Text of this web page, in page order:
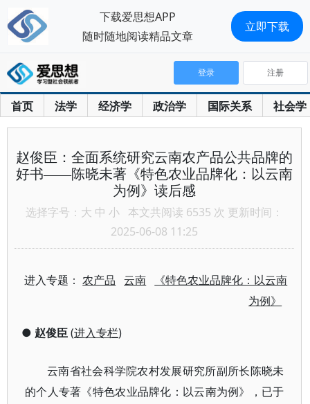
首页 法学 经济学 政治学 国际关系 社会学
登录 注册
赵俊臣：全面系统研究云南农产品公共品牌的
好书——陈晓未著《特色农业品牌化：以云南
为例》读后感
选择字号： 大 中 小 本文共阅读 6535 次 更新时间：
2025-06-08 11:25
进入专题：农产品 云南
《特色农业品牌化：以云南
为例》
● 赵俊臣(进入专栏)
云南省社会科学院农村发展研究所副所长陈晓未
的个人专著《特色农业品牌化：以云南为例》，已于
下载爱思想APP
随时随地阅读精品文章
立即下载